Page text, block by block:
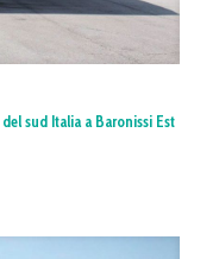
sud Italia a Baronissi Est